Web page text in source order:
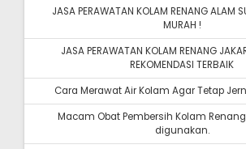
JASA PERAWATAN KOLAM RENANG ALAM
MURAH !
JASA PERAWATAN KOLAM RENANG
REKOMENDASI TERBAIK
Cara Merawat Air Kolam Agar Tetap
Macam Obat Pembersih Kolam
digunakan.